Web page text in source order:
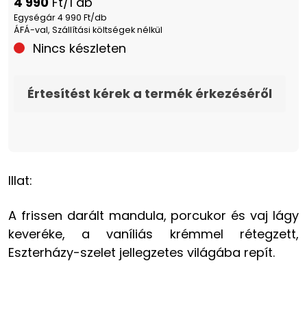
Egységár 4 990 Ft/db
ÁFÁ-val, Szállítási költségek nélkül
Nincs készleten
Értesítést kérek a termék érkezéséről
Illat:
A frissen darált mandula, porcukor és vaj lágy
keveréke, a vaníliás krémmel rétegzett,
Eszterházy-szelet jellegzetes világába repít.